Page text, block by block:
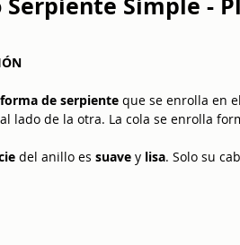
forma de serpiente que se enrolla en
lado de la otra. La cola se enrolla
del anillo es suave y lisa. Solo su